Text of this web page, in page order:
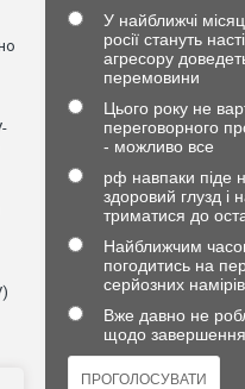
У найближчі
росії стануть
агресору
перемовини
Цього року не
переговорного
- можливо все
рф навпаки піде
здоровий глузд і
триматися до
Найближчим
погодитись на
серйозних
Вже давно не
щодо завершення